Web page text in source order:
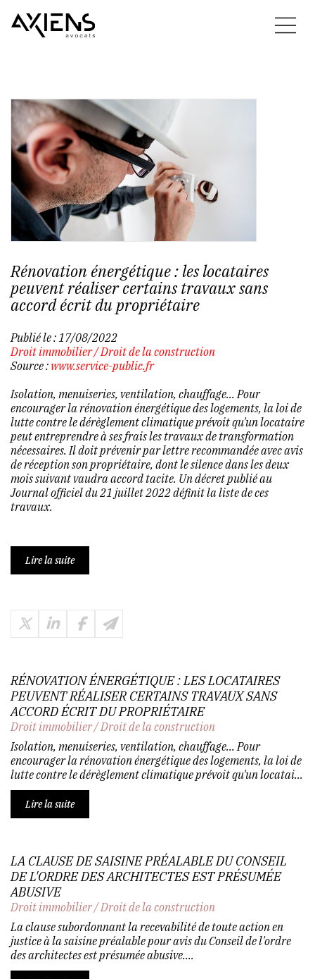
Rénovation énergétique : les locataires
peuvent réaliser certains travaux sans
accord écrit du propriétaire
Publié le : 17/08/2022
Droit immobilier/Droit de la construction
Source : www.service-public.fr
Isolation, menuiseries, ventilation, chauffage... Pour
encourager la rénovation énergétique des logements, la loi de
lutte contre le dérèglement climatique prévoit qu'un locataire
peut entreprendre à ses frais les travaux de transformation
nécessaires. Il doit prévenir par lettre recommandée avec avis
de réception son propriétaire, dont le silence dans les deux
mois suivant vaudra accord tacite. Un décret publié au
Journal officiel du 21 juillet 2022 définit la liste de ces
travaux.
Lire la suite
RÉNOVATION ÉNERGÉTIQUE : LES LOCATAIRES
PEUVENT RÉALISER CERTAINS TRAVAUX SANS
ACCORD ÉCRIT DU PROPRIÉTAIRE
Droit immobilier/Droit de la construction
Isolation, menuiseries, ventilation, chauffage... Pour
encourager la rénovation énergétique des logements, la loi de
lutte contre le dérèglement climatique prévoit qu'un locatai...
Lire la suite
LA CLAUSE DE SAISINE PRÉALABLE DU CONSEIL
DE L'ORDRE DES ARCHITECTES EST PRÉSUMÉE
ABUSIVE
Droit immobilier/Droit de la construction
La clause subordonnant la recevabilité de toute action en
justice à la saisine préalable pour avis du Conseil de l'ordre
des architectes est présumée abusive....